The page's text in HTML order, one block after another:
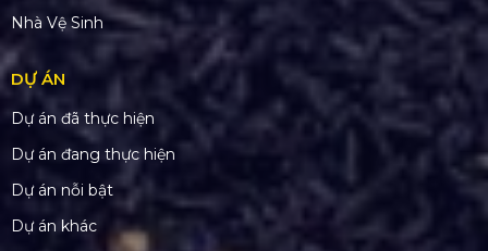
Nhà Vệ Sinh
DỰ ÁN
Dự án đã thực hiện
Dự án đang thực hiện
Dự án nỗi bật
Dự án khác